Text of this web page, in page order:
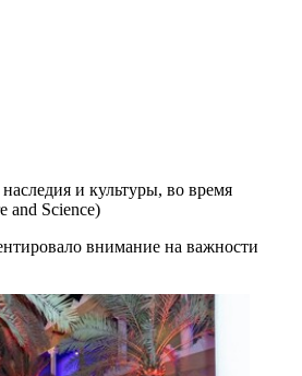
и культуры, во время
and Science)
внимание на важности